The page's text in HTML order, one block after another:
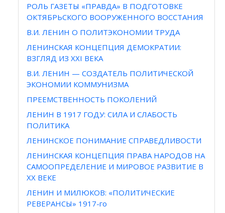
РОЛЬ ГАЗЕТЫ «ПРАВДА» В ПОДГОТОВКЕ
ОКТЯБРЬСКОГО ВООРУЖЕННОГО ВОССТАНИЯ
В.И. ЛЕНИН О ПОЛИТЭКОНОМИИ ТРУДА
ЛЕНИНСКАЯ КОНЦЕПЦИЯ ДЕМОКРАТИИ:
ВЗГЛЯД ИЗ XXI ВЕКА
В.И. ЛЕНИН — СОЗДАТЕЛЬ ПОЛИТИЧЕСКОЙ
ЭКОНОМИИ КОММУНИЗМА
ПРЕЕМСТВЕННОСТЬ ПОКОЛЕНИЙ
ЛЕНИН В 1917 ГОДУ: СИЛА И СЛАБОСТЬ
ПОЛИТИКА
ЛЕНИНСКОЕ ПОНИМАНИЕ СПРАВЕДЛИВОСТИ
ЛЕНИНСКАЯ КОНЦЕПЦИЯ ПРАВА НАРОДОВ НА
САМООПРЕДЕЛЕНИЕ И МИРОВОЕ РАЗВИТИЕ В
ХХ ВЕКЕ
ЛЕНИН И МИЛЮКОВ: «ПОЛИТИЧЕСКИЕ
РЕВЕРАНСЫ» 1917-го